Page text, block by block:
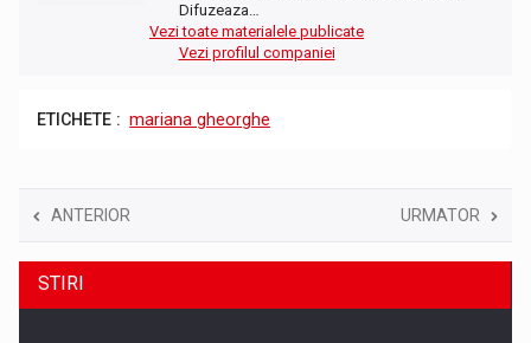
Difuzeaza…
Vezi toate materialele publicate
Vezi profilul companiei
ETICHETE : mariana gheorghe
ANTERIOR URMATOR
STIRI